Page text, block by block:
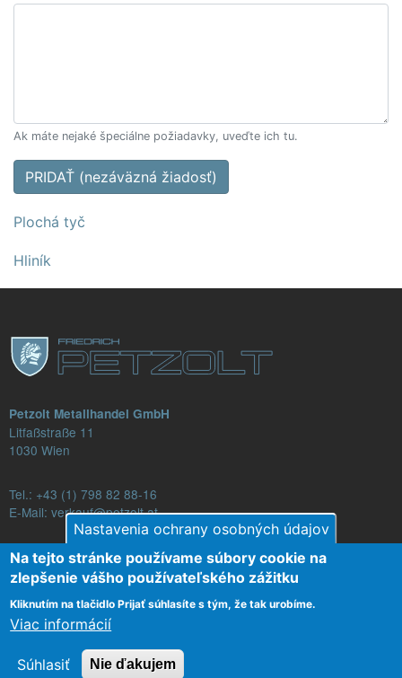
Ak máte nejaké špeciálne požiadavky, uveďte ich tu.
PRIDAŤ (nezáväzná žiadosť)
Plochá tyč
Hliník
Petzolt Metallhandel GmbH
Litfaßstraße 11
1030 Wien
Tel.: +43 (1) 798 82 88-16
E-Mail: verkauf@petzolt.at
Fußzeilenmenü
Kontakt Obchodné podmienky
Ochrana dát
Nastavenia ochrany osobných údajov
Na tejto stránke používame súbory cookie na
zlepšenie vášho používateľského zážitku
Kliknutím na tlačidlo Prijať súhlasíte s tým, že tak urobíme.
Viac informácií
Súhlasiť Nie ďakujem